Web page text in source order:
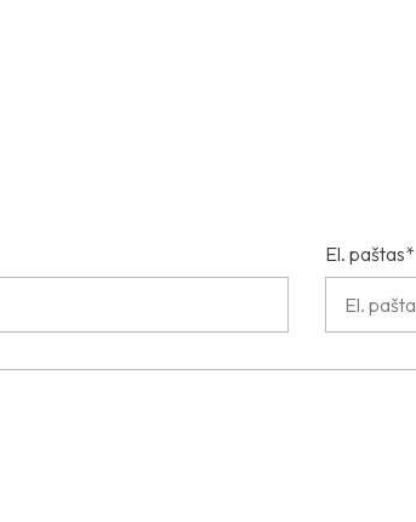
El. paštas*